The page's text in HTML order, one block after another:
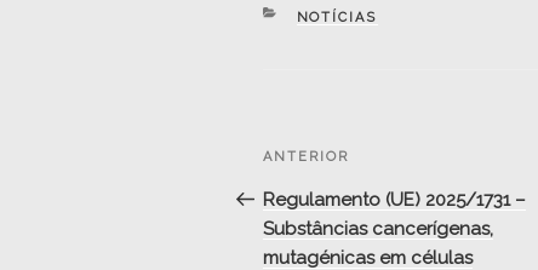
CATEGORIAS
NOTÍCIAS
Navegação
de
artigos
Conteúdo
ANTERIOR
Regulamento (UE) 2025/1731 –
Substâncias cancerígenas,
mutagénicas em células